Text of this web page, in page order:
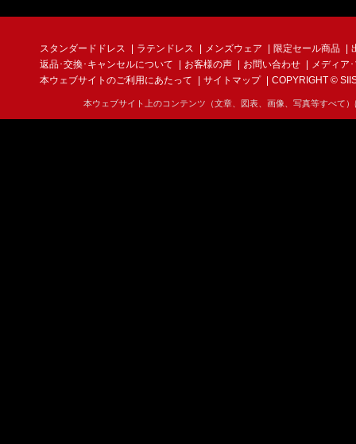
スタンダードドレス ラテンドレス メンズウェア 限定セール商品
返品･交換･キャンセルについて
お客様の声 お問い合わせ
メディア
本ウェブサイトのご利用にあたって
サイトマップ COPYRIGHT ©
本ウェブサイト上のコンテンツ（文章、図表、画像、写真等すべて